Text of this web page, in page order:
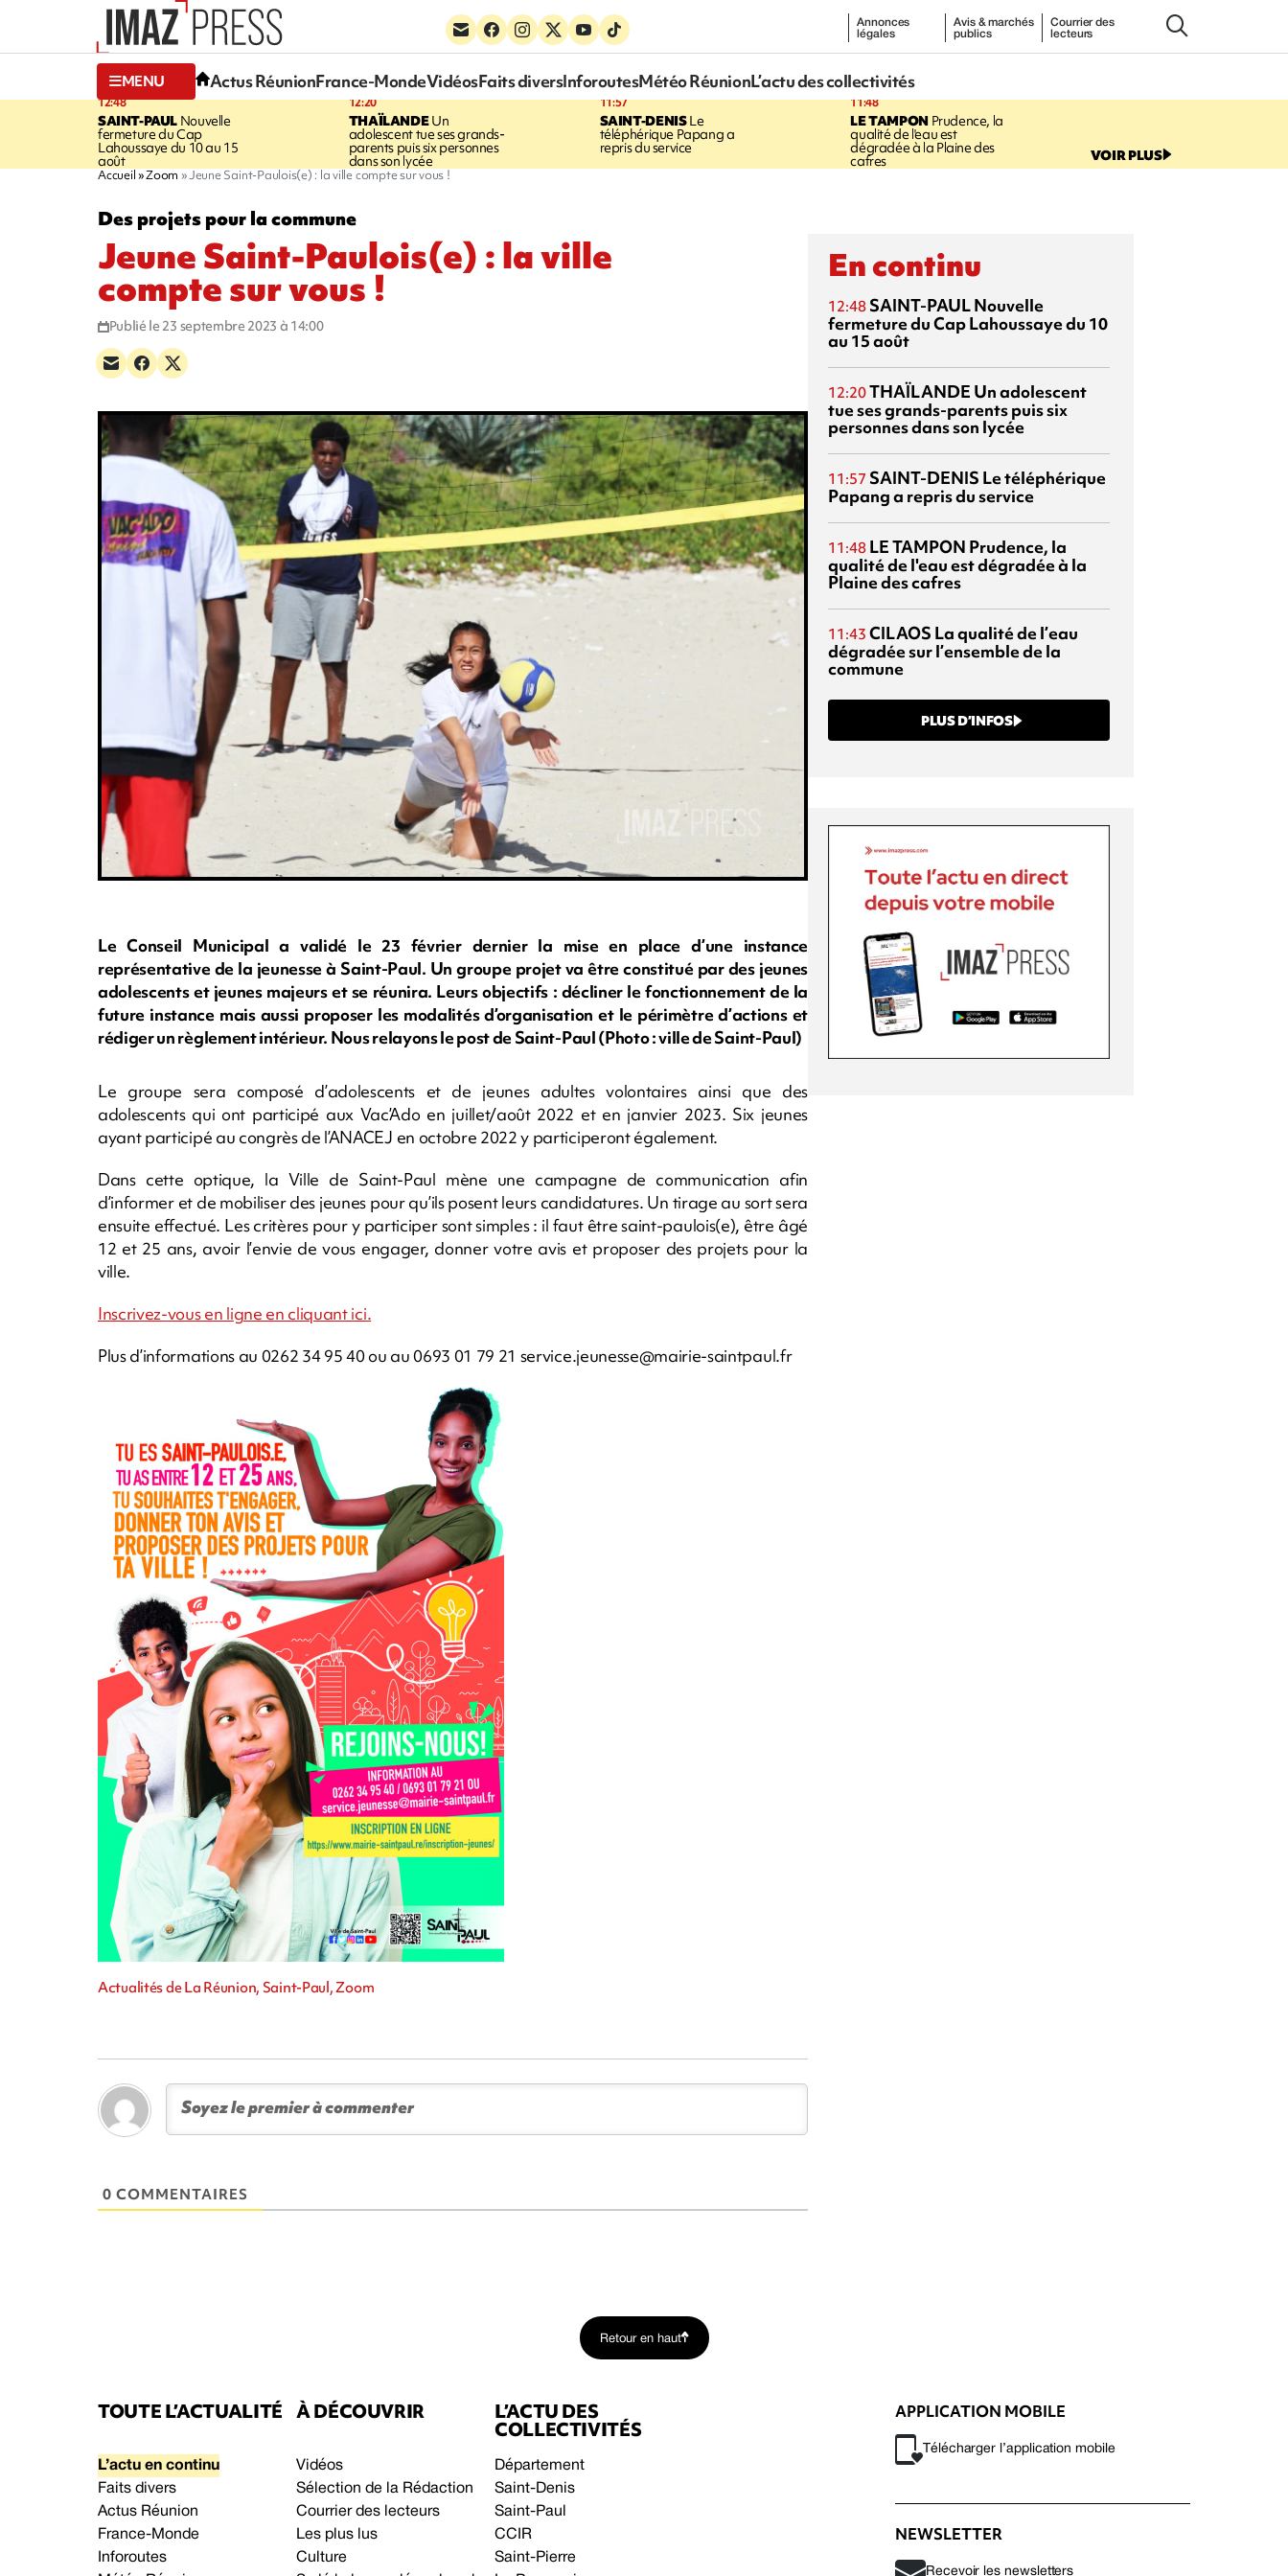
Annonces
légales
Avis & marchés
publics
Courrier des
lecteurs
MENU Actus RéunionFrance-MondeVidéosFaits diversInforoutesMétéo RéunionL’actu des collectivités
12:48
SAINT-PAUL Nouvelle
fermeture du Cap
Lahoussaye du 10 au 15
août
12:20
THAÏLANDEUn
adolescent tue ses grands-
parents puis six personnes
dans son lycée
11:57
SAINT-DENISLe
téléphérique Papang a
repris du service
11:48
LE TAMPONPrudence, la
qualité de l'eau est
dégradée à la Plaine des
cafres VOIR PLUS
Accueil Zoom Jeune Saint-Paulois(e) : la ville compte sur vous !
Des projets pour la commune
Jeune Saint-Paulois(e) : la ville
compte sur vous !
Publié le 23 septembre 2023 à 14:00
Le Conseil Municipal a validé le 23 février dernier la mise en place d’une instance
représentative de la jeunesse à Saint-Paul. Un groupe projet va être constitué par des jeunes
adolescents et jeunes majeurs et se réunira. Leurs objectifs : décliner le fonctionnement de la
future instance mais aussi proposer les modalités d’organisation et le périmètre d’actions et
rédiger un règlement intérieur. Nous relayons le post de Saint-Paul (Photo : ville de Saint-Paul)
Le groupe sera composé d’adolescents et de jeunes adultes volontaires ainsi que des
adolescents qui ont participé aux Vac’Ado en juillet/août 2022 et en janvier 2023. Six jeunes
ayant participé au congrès de l’ANACEJ en octobre 2022 y participeront également.
Dans cette optique, la Ville de Saint-Paul mène une campagne de communication afin
d’informer et de mobiliser des jeunes pour qu’ils posent leurs candidatures. Un tirage au sort sera
ensuite effectué. Les critères pour y participer sont simples : il faut être saint-paulois(e), être âgé
12 et 25 ans, avoir l’envie de vous engager, donner votre avis et proposer des projets pour la
ville.
Inscrivez-vous en ligne en cliquant ici.
Plus d’informations au 0262 34 95 40 ou au 0693 01 79 21 service.jeunesse@mairie-saintpaul.fr
Actualités de La Réunion, Saint-Paul, Zoom
0 COMMENTAIRES
En continu
12:48 SAINT-PAULNouvelle
fermeture du Cap Lahoussaye du 10
au 15 août
12:20THAÏLANDE Un adolescent
tue ses grands-parents puis six
personnes dans son lycée
11:57 SAINT-DENIS Le téléphérique
Papang a repris du service
11:48 LE TAMPON Prudence, la
qualité de l'eau est dégradée à la
Plaine des cafres
11:43 CILAOS La qualité de l’eau
dégradée sur l’ensemble de la
commune
PLUS D’INFOS
Retour en haut
TOUTE L’ACTUALITÉ
L’actu en continu
Faits divers
Actus Réunion
France-Monde
Inforoutes
À DÉCOUVRIR
Vidéos
Sélection de la Rédaction
Courrier des lecteurs
Les plus lus
Culture
L’ACTU DES
COLLECTIVITÉS
Département
Saint-Denis
Saint-Paul
CCIR
Saint-Pierre
APPLICATION MOBILE
Télécharger l’application mobile
NEWSLETTER
Recevoir les newsletters